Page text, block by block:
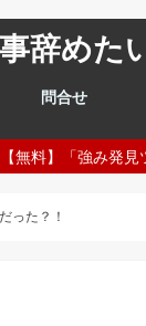
事辞め
問合せ
【無料】「強み発
った？！